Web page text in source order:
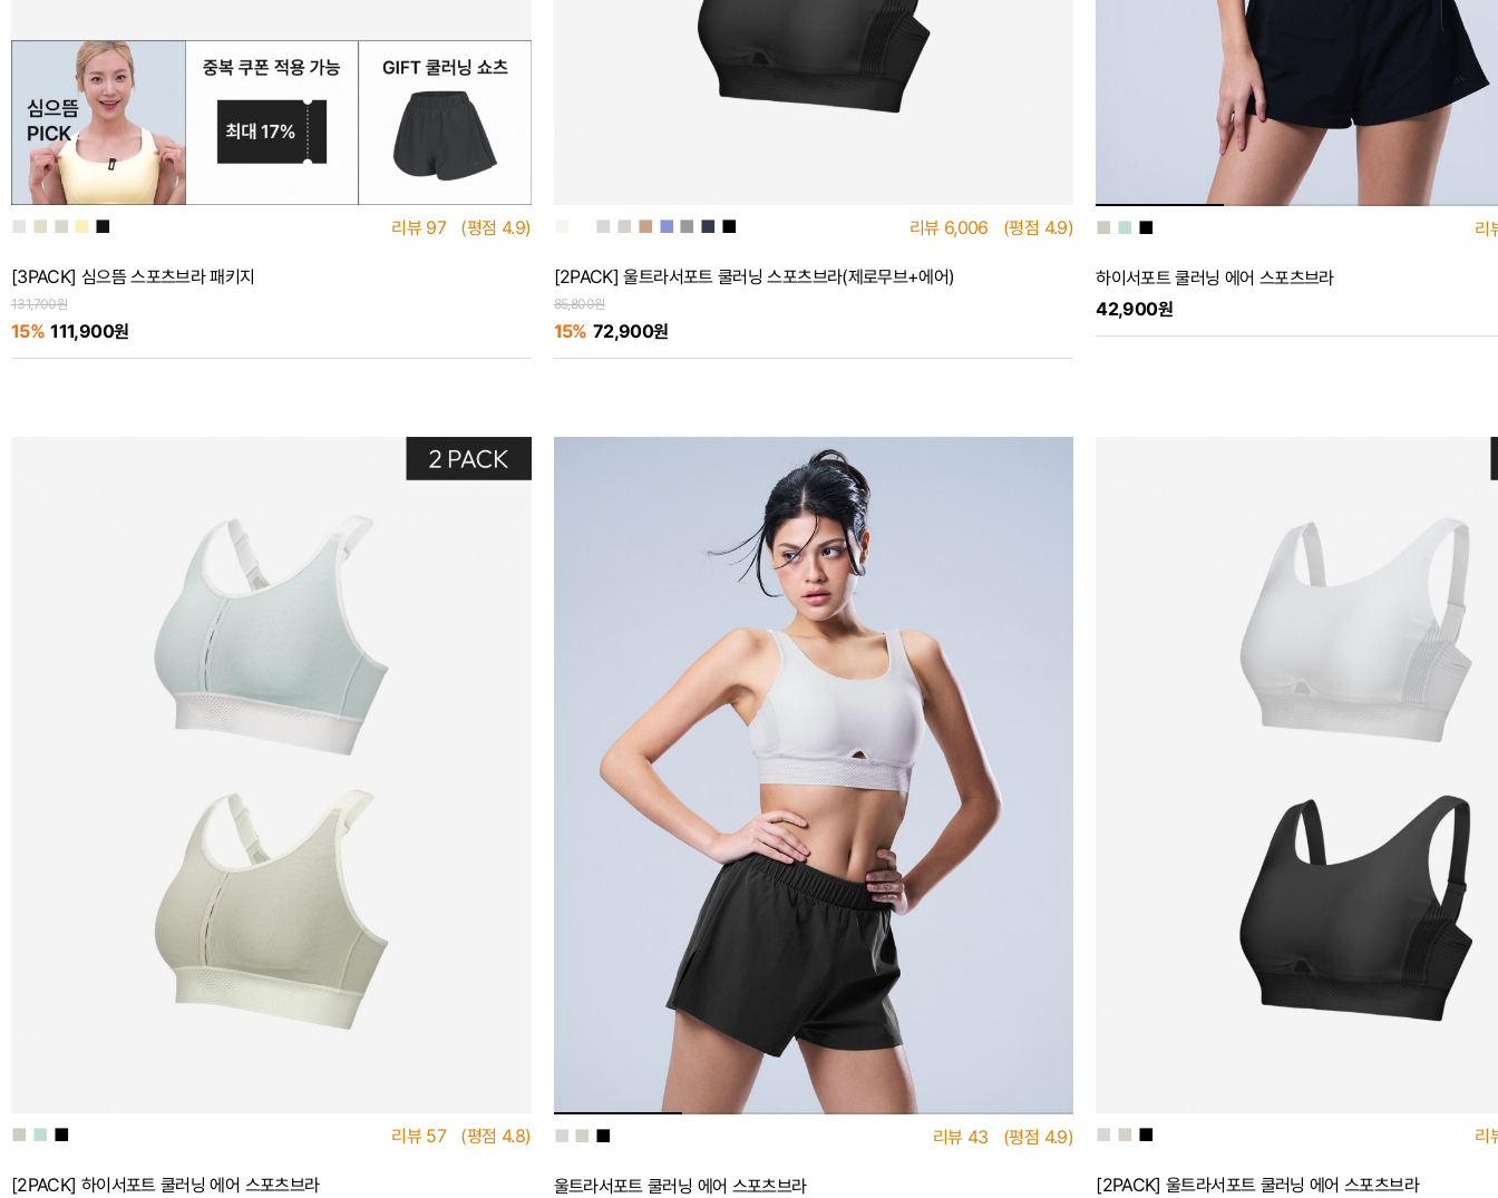
■ ■ ■ ■ ■ 리뷰 97 (평점 4.9)
[3PACK] 심으뜸 스포츠브라 패키지
131,700원
15% 111,900원
■ ■ ■ ■ ■ ■ ■ 리뷰 6,006 (평점 4.9)
[2PACK] 울트라서포트 쿨러닝 스포츠브라(제로무브+에어)
85,800원
15% 72,900원
■ ■ ■ 리
하이서포트 쿨러닝 에어 스포츠브라
42,900원
■ ■ ■ 리뷰 57 (평점 4.8)
[2PACK] 하이서포트 쿨러닝 에어 스포츠브라
■ ■ ■ 리뷰 43 (평점 4.9)
울트라서포트 쿨러닝 에어 스포츠브라
■ ■ ■ 리
[2PACK] 울트라서포트 쿨러닝 에어 스포츠브라